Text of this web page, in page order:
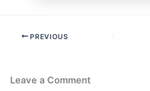
PREVIOUS
Leave a Comment